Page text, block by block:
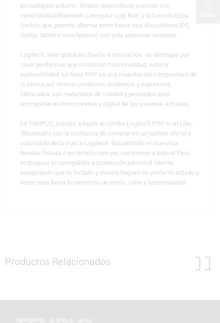
en cualquier entorno. Ambos dispositivos cuentan con
conectividad Bluetooth o receptor Logi Bolt, y la función Easy-
Switch, que permite alternar entre hasta tres dispositivos (PC,
laptop, tablet o smartphone) con solo presionar un botón.
Logitech, líder global en diseño e innovación, se distingue por
crear periféricos que combinan funcionalidad, estilo y
sostenibilidad. La línea POP es una muestra del compromiso de
la marca por ofrecer productos modernos y expresivos,
fabricados con materiales de calidad y pensados para
acompañar el ritmo creativo y digital de los usuarios actuales.
En TEMPLO, puedes adquirir el combo Logitech POP Icon Lilac
(Bluetooth) con la confianza de comprar en un partner oficial y
autorizado de la marca Logitech. Encuéntralo en nuestras
tiendas físicas o en templo.com.pe, con envíos a todo el Perú,
empaques ecoamigables y protección adicional interna,
asegurando que tu teclado y mouse lleguen en perfecto estado y
listos para llenar tu escritorio de estilo, color y funcionalidad.
Productos Relacionados